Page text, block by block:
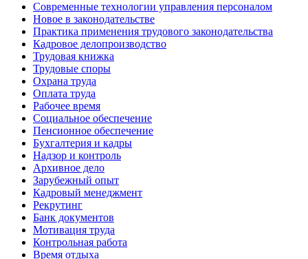
Современные технологии управления персоналом
Новое в законодательстве
Практика применения трудового законодательства
Кадровое делопроизводство
Трудовая книжка
Трудовые споры
Охрана труда
Оплата труда
Рабочее время
Социальное обеспечение
Пенсионное обеспечение
Бухгалтерия и кадры
Надзор и контроль
Архивное дело
Зарубежный опыт
Кадровый менеджмент
Рекрутинг
Банк документов
Мотивация труда
Контрольная работа
Время отдыха